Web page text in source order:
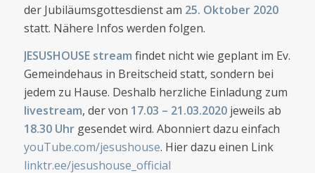
der Jubiläumsgottesdienst am 25. Oktober 2020
statt. Nähere Infos werden folgen.
JESUSHOUSE stream findet nicht wie geplant im Ev.
Gemeindehaus in Breitscheid statt, sondern bei
jedem zu Hause. Deshalb herzliche Einladung zum
livestream, der von 17.03 – 21.03.2020jeweils ab
18.30 Uhrgesendet wird. Abonniert dazu einfach
youTube.com/jesushouse. Hier dazu einen Link
linktr.ee/jesushouse_official